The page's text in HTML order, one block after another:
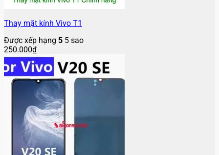
Thay mặt kính Vivo T1
Được xếp hạng 5 5 sao
250.000₫